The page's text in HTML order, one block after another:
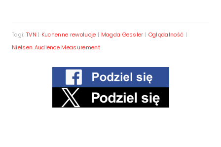
Tagi: TVN | Kuchenne rewolucje | Magda Gessler | Oglądalność |
Nielsen Audience Measurement